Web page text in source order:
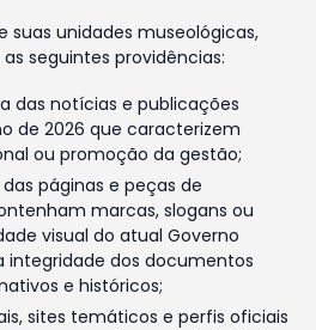
suas unidades museológicas,
seguintes providências:
das notícias e publicações
de 2026 que caracterizem
ou promoção da gestão;
páginas e peças de
marcas, slogans ou
visual do atual Governo
integridade dos documentos
e históricos;
sites temáticos e perfis oficiais